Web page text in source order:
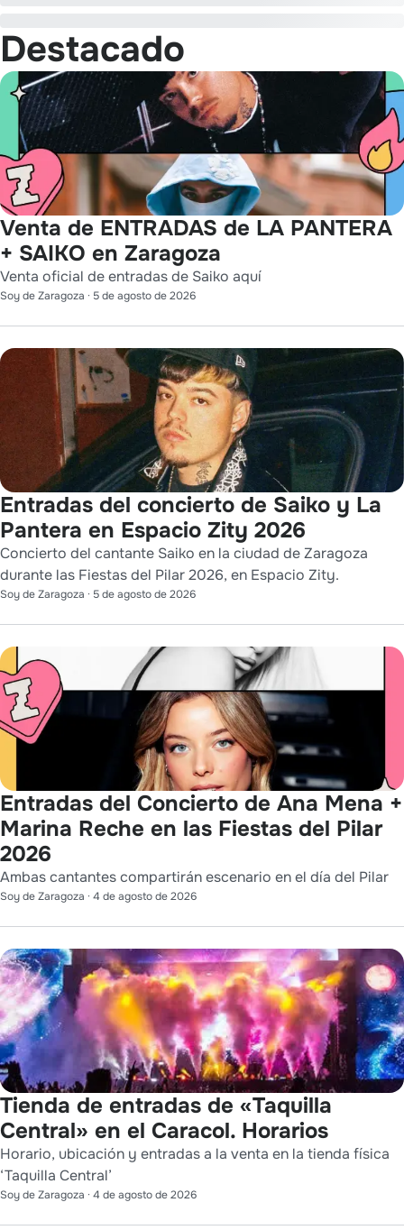
Destacado
Venta de ENTRADAS de LA PANTERA
+ SAIKO en Zaragoza
Venta oficial de entradas de Saiko aquí
Soy de Zaragoza · 5 de agosto de 2026
Entradas del concierto de Saiko y La
Pantera en Espacio Zity 2026
Concierto del cantante Saiko en la ciudad de Zaragoza
durante las Fiestas del Pilar 2026, en Espacio Zity.
Soy de Zaragoza · 5 de agosto de 2026
Entradas del Concierto de Ana Mena +
Marina Reche en las Fiestas del Pilar
2026
Ambas cantantes compartirán escenario en el día del Pilar
Soy de Zaragoza · 4 de agosto de 2026
Tienda de entradas de «Taquilla
Central» en el Caracol. Horarios
Horario, ubicación y entradas a la venta en la tienda física
‘Taquilla Central’
Soy de Zaragoza · 4 de agosto de 2026